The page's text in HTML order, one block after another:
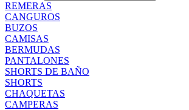
REMERAS
CANGUROS
BUZOS
CAMISAS
BERMUDAS
PANTALONES
SHORTS DE BAÑO
SHORTS
CHAQUETAS
CAMPERAS